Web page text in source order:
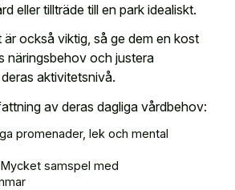
eller tillträde till en park idealiskt.
är också viktig, så ge dem en kost
näringsbehov och justera
aktivitetsnivå.
av deras dagliga vårdbehov:
promenader, lek och mental
Mycket samspel med